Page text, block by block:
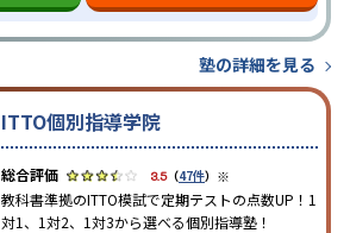
塾の詳細を見る
ITTO個別指導学院
3.5（47件） ※
教科書準拠のITTO模試で定期テストの点数UP！1
対1、1対2、1対3から選べる個別指導塾！